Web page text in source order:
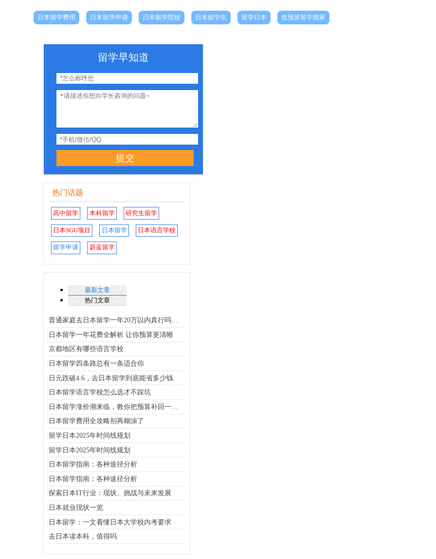
日本留学费用 日本留学申请 日本留学院校 日本留学生 留学日本 低预算留学国家
留学早知道
提交
热门话题
高中留学 本科留学 研究生留学
日本SGU项目 日本留学 日本语言学校
留学申请 蔚蓝留学
最新文章
热门文章
普通家庭去日本留学一年20万以内真行吗费用省钱全解析
日本留学一年花费全解析 让你预算更清晰
京都地区有哪些语言学校
日本留学四条路总有一条适合你
日元跌破4.6，去日本留学到底能省多少钱
日本留学语言学校怎么选才不踩坑
日本留学费用全攻略别再糊涂了
留学日本2025年时间线规划
留学日本2025年时间线规划
日本留学指南：各种途径分析
日本留学指南：各种途径分析
探索日本IT行业：现状、挑战与未来发展
日本就业现状一览
日本留学：一文看懂日本大学校内考要求
去日本读本科，值得吗